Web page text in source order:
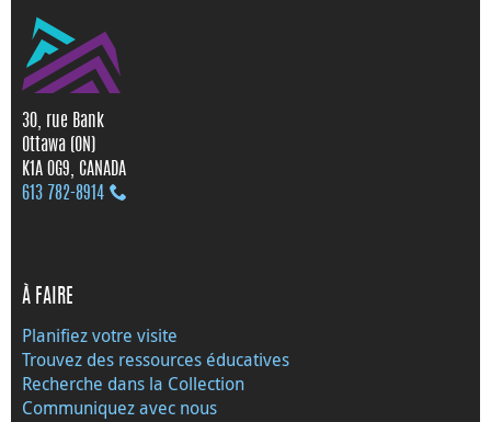
30, rue Bank
Ottawa (ON)
K1A 0G9, CANADA
613 782‑8914
À FAIRE
Planifiez votre visite
Trouvez des ressources éducatives
Recherche dans la Collection
Communiquez avec nous